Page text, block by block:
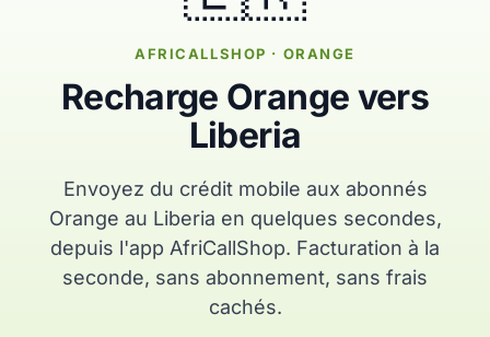
AFRICALLSHOP · ORANGE
Recharge Orange vers
Liberia
Envoyez du crédit mobile aux abonnés
Orange au Liberia en quelques secondes,
depuis l'app AfriCallShop. Facturation à la
seconde, sans abonnement, sans frais
cachés.